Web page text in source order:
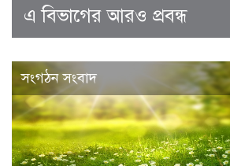
এ বিভাগের আরও প্রবন্ধ
সংগঠন সংবাদ